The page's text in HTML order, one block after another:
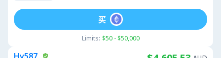
Limits: $50 - $50,000
买